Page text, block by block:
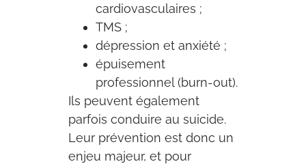
cardiovasculaires ;
TMS ;
dépression et anxiété ;
épuisement
professionnel (burn-out).
Ils peuvent également
parfois conduire au suicide.
Leur prévention est donc un
enjeu majeur, et pour